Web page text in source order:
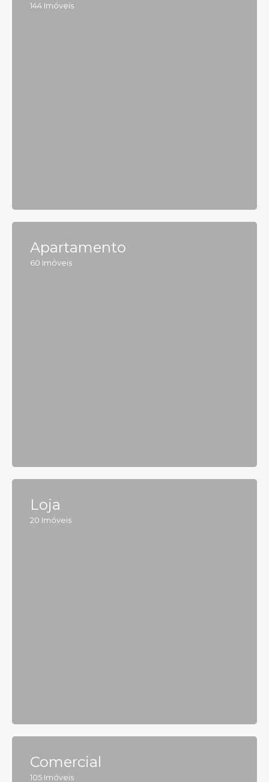
Comercial
105 Imóveis
144 Imóveis
Apartamento
60 Imóveis
Loja
20 Imóveis